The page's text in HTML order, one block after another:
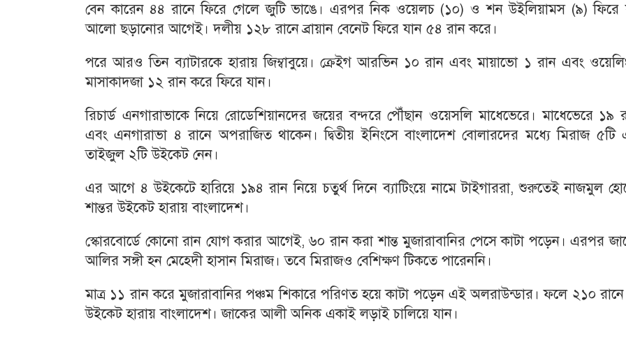
বেন কারেন ৪৪ রানে ফিরে গেলে জুটি ভাঙে। এরপর নিক ওয়েলচ (১০) ও শন উইলিয়ামস (৯) ফিরে
আলো ছড়ানোর আগেই। দলীয় ১২৮ রানে ব্রায়ান বেনেট ফিরে যান ৫৪ রান করে।
পরে আরও তিন ব্যাটারকে হারায় জিম্বাবুয়ে। ক্রেইগ আরভিন ১০ রান এবং মায়াভো ১ রান এবং
মাসাকাদজা ১২ রান করে ফিরে যান।
রিচার্ড এনগারাভাকে নিয়ে রোডেশিয়ানদের জয়ের বন্দরে পৌঁছান ওয়েসলি মাধেভেরে। মাধেভেরে ১৯
এবং এনগারাভা ৪ রানে অপরাজিত থাকেন। দ্বিতীয় ইনিংসে বাংলাদেশ বোলারদের মধ্যে মিরাজ ৫টি
তাইজুল ২টি উইকেট নেন।
এর আগে ৪ উইকেটে হারিয়ে ১৯৪ রান নিয়ে চতুর্থ দিনে ব্যাটিংয়ে নামে টাইগাররা, শুরুতেই নাজমুল
শান্তর উইকেট হারায় বাংলাদেশ।
স্কোরবোর্ডে কোনো রান যোগ করার আগেই, ৬০ রান করা শান্ত মুজারাবানির পেসে কাটা পড়েন। এরপর
আলির সঙ্গী হন মেহেদী হাসান মিরাজ। তবে মিরাজও বেশিক্ষণ টিকতে পারেননি।
মাত্র ১১ রান করে মুজারাবানির পঞ্চম শিকারে পরিণত হয়ে কাটা পড়েন এই অলরাউন্ডার। ফলে ২১০ রানে
উইকেট হারায় বাংলাদেশ। জাকের আলী অনিক একাই লড়াই চালিয়ে যান।